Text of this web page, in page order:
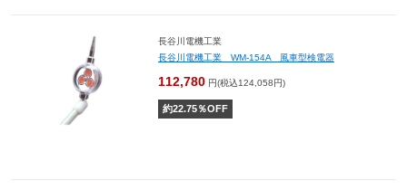
長谷川電機工業
長谷川電機工業 WM-154A 風車型検電器
112,780 円(税込124,058円)
約22.75％OFF